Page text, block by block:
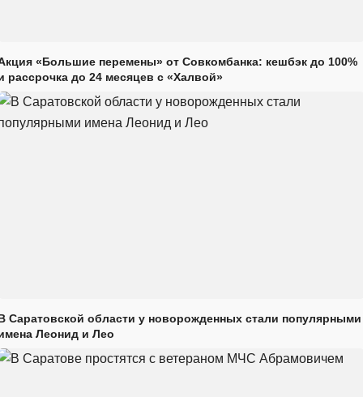
«Большие перемены» от Совкомбанка: кешбэк до 100%
рассрочка до 24 месяцев с «Халвой»
Саратовской области у новорожденных стали популярными
Леонид и Лео